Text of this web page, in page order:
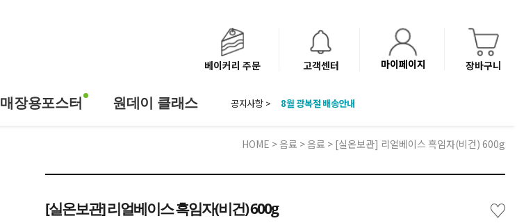
베이커리 주문 고객센터 마이페이지 장바구니
매장용포스터 원데이 클래스 공지사항 >
'NEW 바이브믹스 or 바리스타시럽 1종' 체험단 발표
HOME >음료 >음료 > [실온보관] 리얼베이스 흑임자(비건) 600g
[실온보관] 리얼베이스 흑임자(비건) 600g ♡